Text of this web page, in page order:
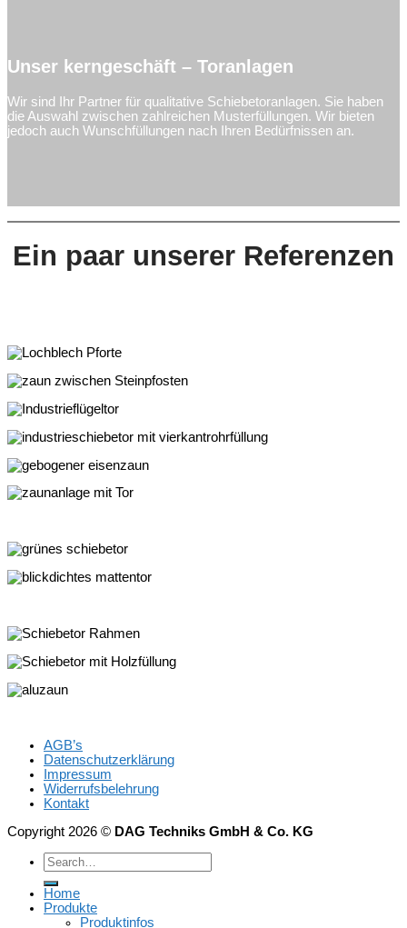
Unser kerngeschäft – Toranlagen
Wir sind Ihr Partner für qualitative Schiebetoranlagen. Sie haben
die Auswahl zwischen zahlreichen Musterfüllungen. Wir bieten
jedoch auch Wunschfüllungen nach Ihren Bedürfnissen an.
Ein paar unserer Referenzen
AGB’s
Datenschutzerklärung
Impressum
Widerrufsbelehrung
Kontakt
Copyright 2026 © DAG Techniks GmbH & Co. KG
Home
Produkte
Produktinfos